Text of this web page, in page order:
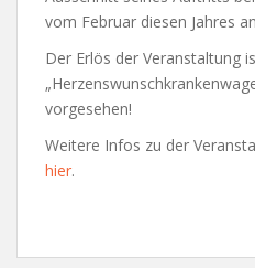
vom Februar diesen Jahres
Der Erlös der Veranstaltung
vorgesehen!
Weitere Infos zu der
hier.